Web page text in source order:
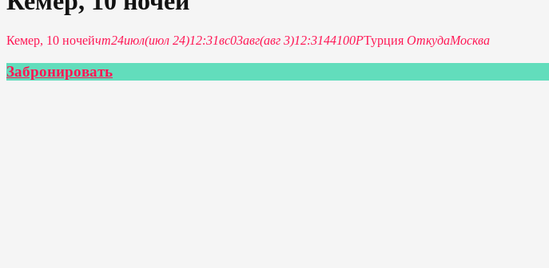
Кемер, 10 ночейчт24июл(июл 24)12:31вс03авг(авг 3)12:3144100PТурция ОткудаМосква
Забронировать